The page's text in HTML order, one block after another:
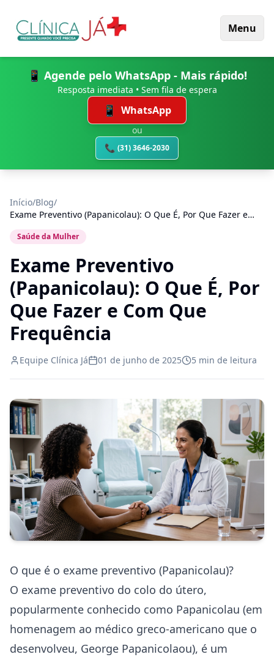
Menu
📱 Agende pelo WhatsApp - Mais rápido!
Resposta imediata • Sem fila de espera
📱 WhatsApp
ou
📞 (31) 3646-2030
Início/Blog/
Exame Preventivo (Papanicolau): O Que É, Por Que Fazer e
Com Que Frequência
Saúde da Mulher
Exame Preventivo
(Papanicolau): O Que É, Por
Que Fazer e Com Que
Frequência
Equipe Clínica Já 01 de junho de 2025 5 min de leitura
O que é o exame preventivo (Papanicolau)?
O exame preventivo do colo do útero,
popularmente conhecido como Papanicolau (em
homenagem ao médico greco-americano que o
desenvolveu, George Papanicolaou), é um